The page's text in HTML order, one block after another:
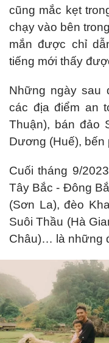
cũng mắc kẹt
chạy vào bên
mắn được chỉ
tiếng mới thấy
Những ngày sau
các địa điểm an
Thuận), bán đảo
Dương (Huế), bến
Cuối tháng 9/
Tây Bắc - Đông
(Sơn La), đèo
Suôi Thầu (Hà
Châu)… là những